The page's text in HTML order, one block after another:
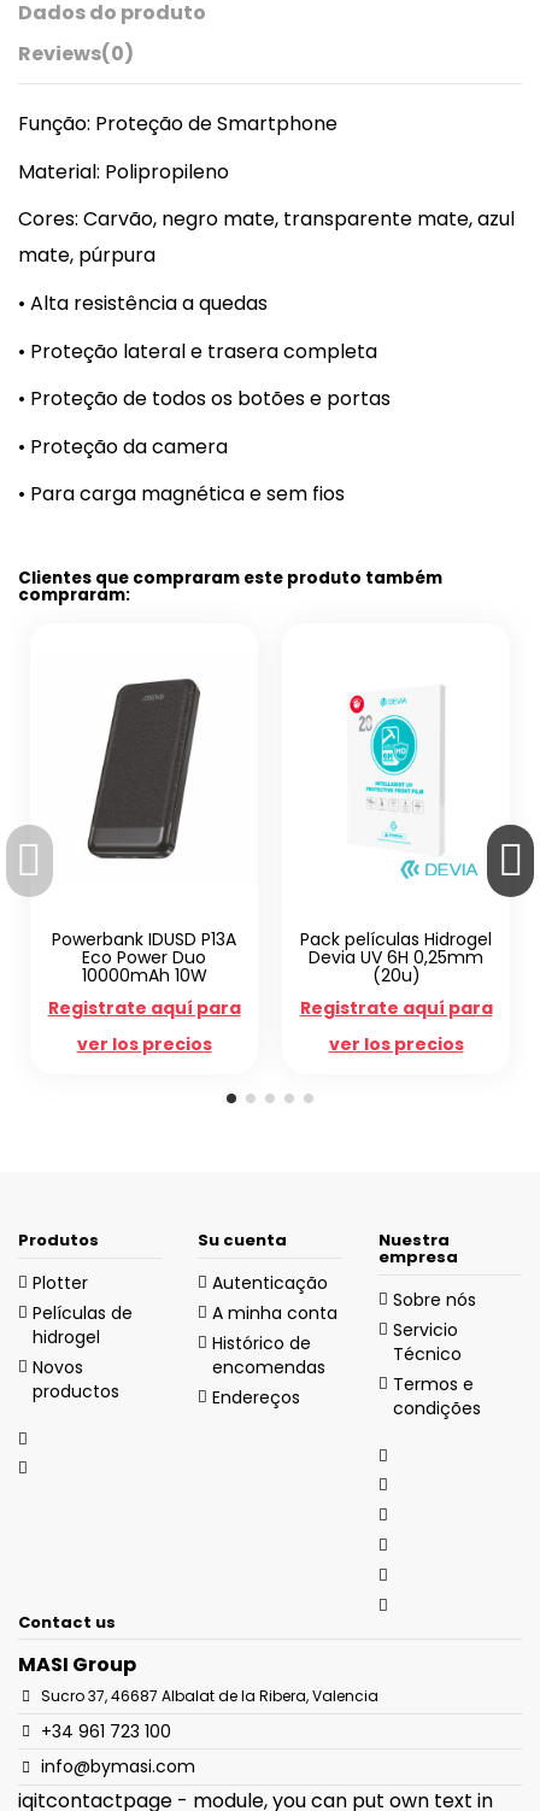
Dados do produto
Reviews(0)
Função: Proteção de Smartphone
Material: Polipropileno
Cores: Carvão, negro mate, transparente mate, azul
mate, púrpura
• Alta resistência a quedas
• Proteção lateral e trasera completa
• Proteção de todos os botões e portas
• Proteção da camera
• Para carga magnética e sem fios
Clientes que compraram este produto também
compraram:
IDUSD P13A
Power Duo
10W
aquí para
precios
Pack películas Hidrogel
Devia UV 6H 0,25mm
Registrate aquí para
ver los precios
Capa
iPhone 14
Produtos
Plotter
Películas de
hidrogel
Novos
productos
Su cuenta
Autenticação
A minha conta
Histórico de
encomendas
Endereços
Nuestra
empresa
Sobre nós
Servicio
Técnico
Termos e
condições
Contact us
MASI Group
Sucro 37, 46687 Albalat de la Ribera, Valencia
+34 961 723 100
info@bymasi.com
iqitcontactpage - module, you can put own text in